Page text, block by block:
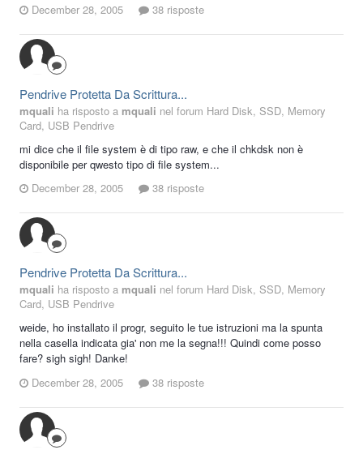
December 28, 2005
38 risposte
Pendrive Protetta Da Scrittura...
mquali ha risposto a mquali nel forum Hard Disk, SSD, Memory
Card, USB Pendrive
mi dice che il file system è di tipo raw, e che il chkdsk non è
disponibile per qwesto tipo di file system...
December 28, 2005
38 risposte
Pendrive Protetta Da Scrittura...
mquali ha risposto a mquali nel forum Hard Disk, SSD, Memory
Card, USB Pendrive
weide, ho installato il progr, seguito le tue istruzioni ma la spunta
nella casella indicata gia' non me la segna!!! Quindi come posso
fare? sigh sigh! Danke!
December 28, 2005
38 risposte